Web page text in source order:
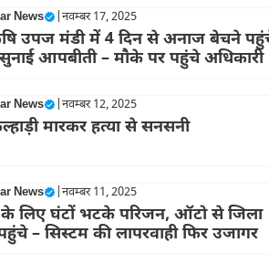
News नवम्बर 17, 2025
उपज मंडी में 4 दिन से अनाज बेचने
आपबीती – मौके पर पहुंचे अधिकारी
News नवम्बर 12, 2025
मारकर हत्या से सनसनी
News नवम्बर 11, 2025
लिए घंटों भटके परिजन, ऑटो से जिला
– सिस्टम की लापरवाही फिर उजागर